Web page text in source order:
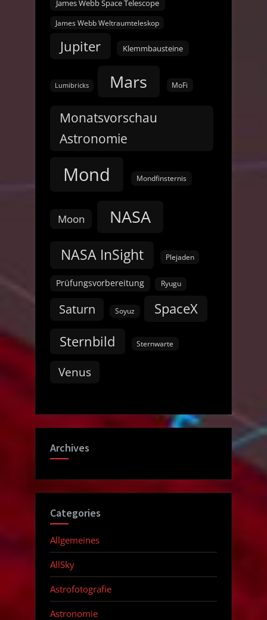
James Webb Space Telescope
James Webb Weltraumteleskop
Jupiter Klemmbausteine
Lumibricks Mars MoFi
Monatsvorschau
Astronomie
Mond Mondfinsternis
Moon NASA
NASA InSight Plejaden
Prüfungsvorbereitung Ryugu
Saturn Soyuz
SpaceX
Sternbild
Sternwarte
Venus
Archives
Categories
Allgemeines
AllSky
Astrofotografie
Astronomie